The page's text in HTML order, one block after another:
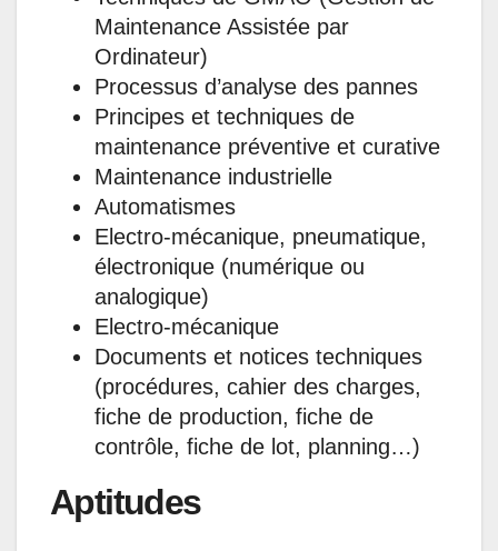
Maintenance Assistée par
Ordinateur)
Processus d’analyse des pannes
Principes et techniques de
maintenance préventive et curative
Maintenance industrielle
Automatismes
Electro-mécanique, pneumatique,
électronique (numérique ou
analogique)
Electro-mécanique
Documents et notices techniques
(procédures, cahier des charges,
fiche de production, fiche de
contrôle, fiche de lot, planning…)
Aptitudes